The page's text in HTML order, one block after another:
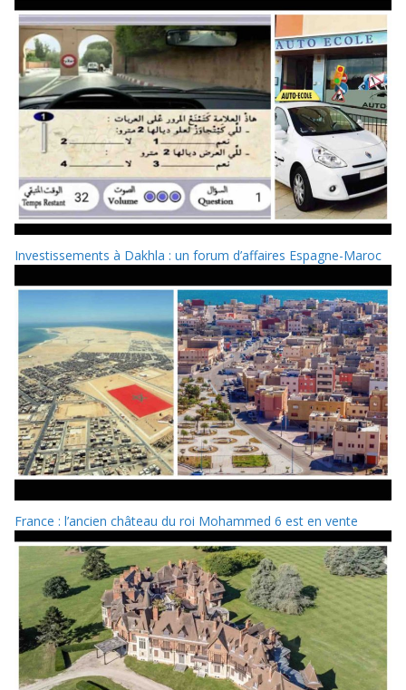
Investissements à Dakhla : un forum d’affaires Espagne-Maroc
France : l’ancien château du roi Mohammed 6 est en vente